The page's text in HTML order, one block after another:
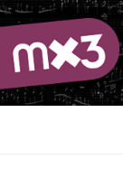
Aller
au
contenu
principal